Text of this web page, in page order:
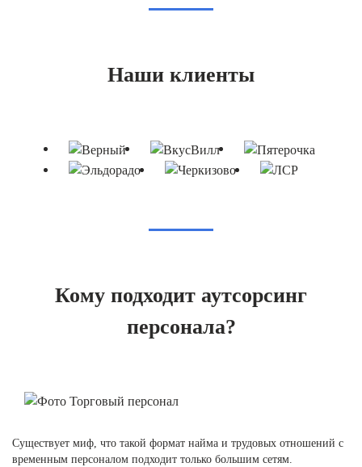
Наши клиенты
Кому подходит аутсорсинг
персонала?
Существует миф, что такой формат найма и трудовых отношений с
временным персоналом подходит только большим сетям.